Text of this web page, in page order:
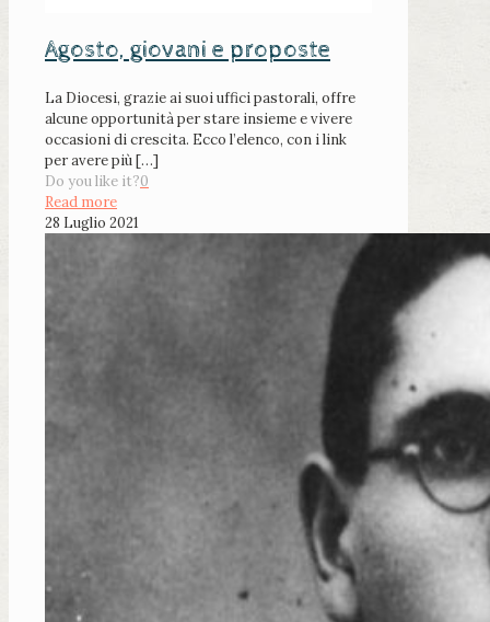
Agosto, giovani e proposte
La Diocesi, grazie ai suoi uffici pastorali, offre
alcune opportunità per stare insieme e vivere
occasioni di crescita. Ecco l’elenco, con i link
per avere più[…]
Do you like it?0
Read more
28 Luglio 2021